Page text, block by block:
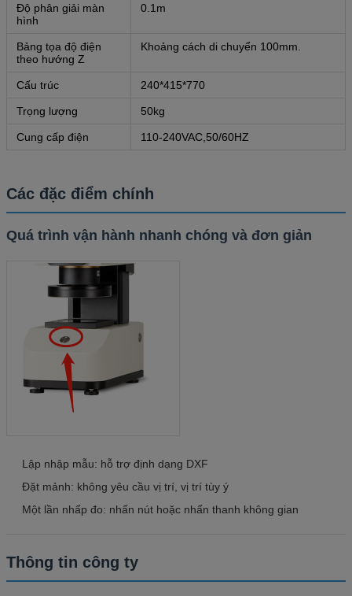
Độ phân giải màn
hình
0.1m
Bảng tọa độ điện
theo hướng Z
Khoảng cách di chuyển 100mm.
Cấu trúc 240*415*770
Trọng lượng 50kg
Cung cấp điện 110-240VAC,50/60HZ
Các đặc điểm chính
Quá trình vận hành nhanh chóng và đơn giản
Lập nhập mẫu: hỗ trợ định dạng DXF
Đặt mảnh: không yêu cầu vị trí, vị trí tùy ý
Một lần nhấp đo: nhấn nút hoặc nhấn thanh không gian
Thông tin công ty